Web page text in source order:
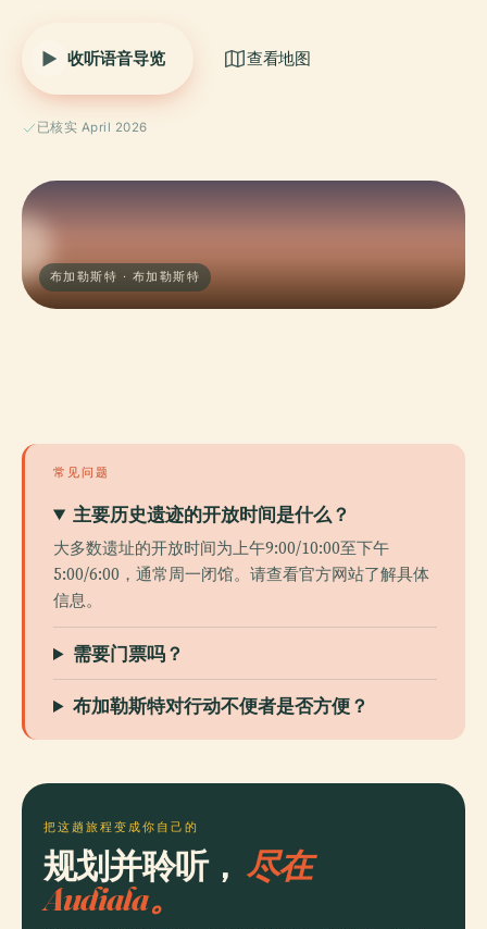
收听语音导览 查看地图
已核实 April 2026
布加勒斯特 · 布加勒斯特
常见问题
主要历史遗迹的开放时间是什么？
大多数遗址的开放时间为上午9:00/10:00至下午
5:00/6:00，通常周一闭馆。请查看官方网站了解具体
信息。
需要门票吗？
布加勒斯特对行动不便者是否方便？
把这趟旅程变成你自己的
规划并聆听， 尽在
Audiala。